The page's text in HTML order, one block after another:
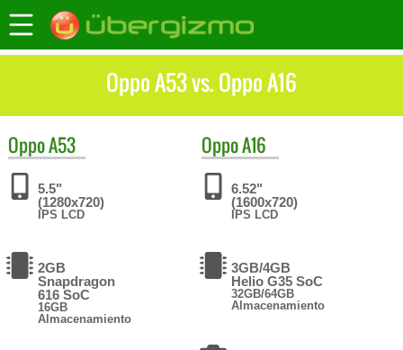
Oppo A53 vs. Oppo A16
OppoA53
5.5"
(1280x720)
IPS LCD
2GB
Snapdragon
616 SoC
16GB
Almacenamiento
OppoA16
6.52"
(1600x720)
IPS LCD
3GB/4GB
Helio G35 SoC
32GB/64GB
Almacenamiento